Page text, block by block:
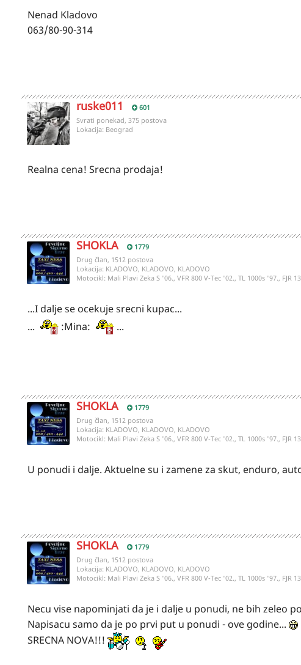
Nenad Kladovo
063/80-90-314
ruske011 601
Svrati ponekad, 375 postova
Lokacija: Beograd
Realna cena! Srecna prodaja!
SHOKLA 1779
Drug član, 1512 postova
Lokacija: KLADOVO, KLADOVO, KLADOVO
Motocikl: Mali Plavi Zeka S '06., VFR 800 V-Tec '02., TL 1000s '97.,
...I dalje se ocekuje srecni kupac...
...
:Mina: ...
SHOKLA 1779
Drug član, 1512 postova
Lokacija: KLADOVO, KLADOVO, KLADOVO
Motocikl: Mali Plavi Zeka S '06., VFR 800 V-Tec '02., TL 1000s '97.,
U ponudi i dalje. Aktuelne su i zamene za skut, enduro,
SHOKLA 1779
Drug član, 1512 postova
Lokacija: KLADOVO, KLADOVO, KLADOVO
Motocikl: Mali Plavi Zeka S '06., VFR 800 V-Tec '02., TL 1000s '97.,
Necu vise napominjati da je i dalje u ponudi, ne bih zeleo
Napisacu samo da je po prvi put u ponudi - ove godine...
SRECNA NOVA!!!